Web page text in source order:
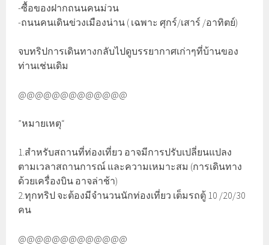
-ซื้อของฝากถนนคนม่วน
-ถนนคนเดินข่วงเมืองน่าน ( เฉพาะ ศุกร์/เสาร์ /อาทิตย์)
จบทริปการเดินทางกลับไปดูบรรยากาศเก่าๆที่บ้านของ
ท่านเช่นเดิม
@@@@@@@@@@@@@
”หมายเหตุ“
1.สำหรับสถานที่ท่องเที่ยว อาจมีการปรับเปลี่ยนแปลง
ตามเวลาสถานการณ์ และความเหมาะสม (การเดินทาง
ด้วยเครื่องบิน อาจล่าช้า)
2.ทุกทริป จะต้องมีจำนวนนักท่องเที่ยว เต็มรถตู้ 10 /20/30
คน
@@@@@@@@@@@@@